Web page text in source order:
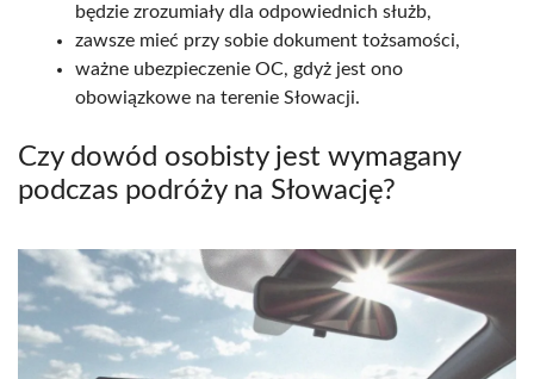
będzie zrozumiały dla odpowiednich służb,
zawsze mieć przy sobie dokument tożsamości,
ważne ubezpieczenie OC, gdyż jest ono
obowiązkowe na terenie Słowacji.
Czy dowód osobisty jest wymagany
podczas podróży na Słowację?